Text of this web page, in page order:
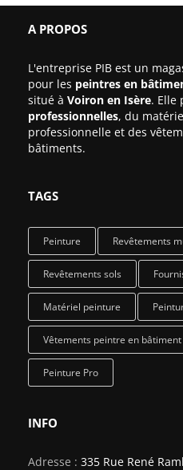
A PROPOS
L'entreprise PIB est un
pour les peintres en
situé à Voiron en Isère. Elle
professionnelles, du
professionnelle et des
bâtiments.
TAGS
Peinture Revêtements
Revêtements sols
Matériel peinture
Vêtements peintre en bâtiment
Peinture Pro
INFO
Adresse : 335 Rue René